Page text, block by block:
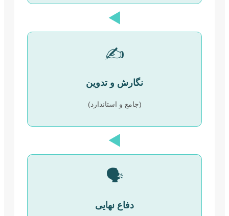
◀️
✍️
نگارش و تدوین
(جامع و استاندارد)
◀️
🗣️
دفاع نهایی